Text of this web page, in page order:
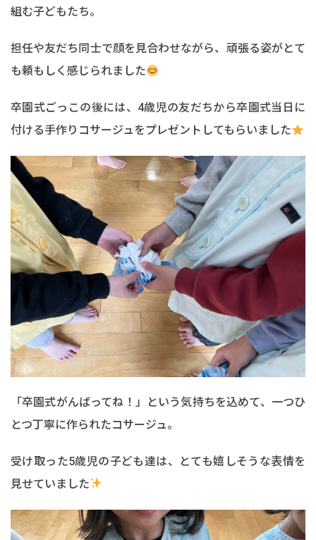
組む子どもたち。
担任や友だち同士で顔を見合わせながら、頑張る姿がとて
も頼もしく感じられました
卒園式ごっこの後には、4歳児の友だちから卒園式当日に
付ける手作りコサージュをプレゼントしてもらいました
「卒園式がんばってね！」という気持ちを込めて、一つひ
とつ丁寧に作られたコサージュ。
受け取った5歳児の子ども達は、とても嬉しそうな表情を
見せていました